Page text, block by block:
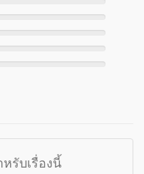
รับเรื่องนี้